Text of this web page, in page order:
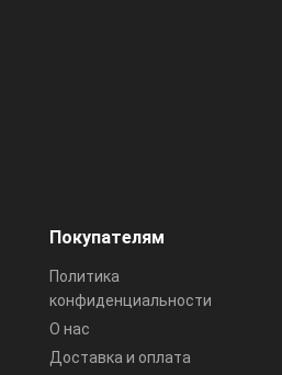
Покупателям
Политика
конфиденциальности
О нас
Доставка и оплата